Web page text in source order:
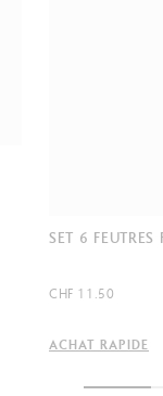
SET 6
CHF 11.50
ACHAT RAPIDE